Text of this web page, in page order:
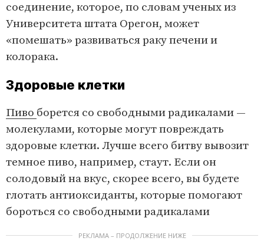
соединение, которое, по словам ученых из
Университета штата Орегон, может
«помешать» развиваться раку печени и
колорака.
Здоровые клетки
Пиво борется со свободными радикалами —
молекулами, которые могут повреждать
здоровые клетки. Лучше всего битву вывозит
темное пиво, например, стаут. Если он
солодовый на вкус, скорее всего, вы будете
глотать антиоксиданты, которые помогают
бороться со свободными радикалами
РЕКЛАМА – ПРОДОЛЖЕНИЕ НИЖЕ